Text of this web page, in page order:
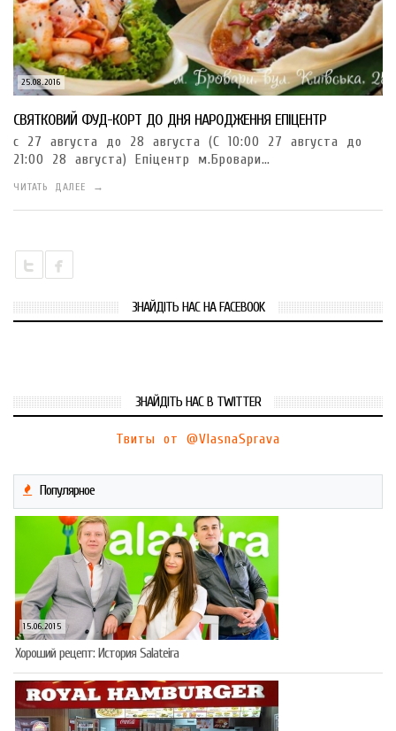
25.08.2016
СВЯТКОВИЙ ФУД-КОРТ ДО ДНЯ НАРОДЖЕННЯ ЕПІЦЕНТР
с 27 августа до 28 августа (С 10:00 27 августа до
21:00 28 августа) Епіцентр м.Бровари…
ЧИТАТЬ ДАЛЕЕ →
ЗНАЙДІТЬ НАС НА FACEBOOK
ЗНАЙДІТЬ НАС В TWITTER
Твиты от @VlasnaSprava
Популярное
15.06.2015
Хороший рецепт: История Salateira